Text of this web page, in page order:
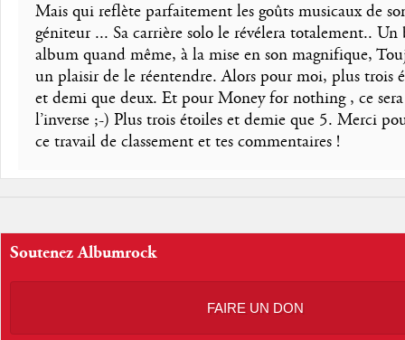
Mais qui reflète parfaitement les goûts musicaux de
géniteur ... Sa carrière solo le révélera totalement.. Un
album quand même, à la mise en son magnifique,
un plaisir de le réentendre. Alors pour moi, plus trois
et demi que deux. Et pour Money for nothing , ce sera
l’inverse ;-) Plus trois étoiles et demie que 5. Merci
ce travail de classement et tes commentaires !
Soutenez Albumrock
FAIRE UN DON